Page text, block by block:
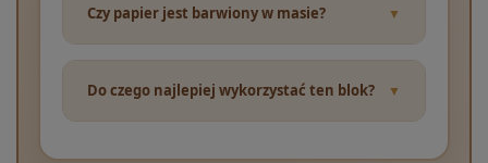
Czy papier jest barwiony w masie?
Do czego najlepiej wykorzystać ten blok?